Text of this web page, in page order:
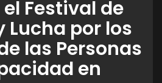
Festival de
Lucha por los
las Personas
en